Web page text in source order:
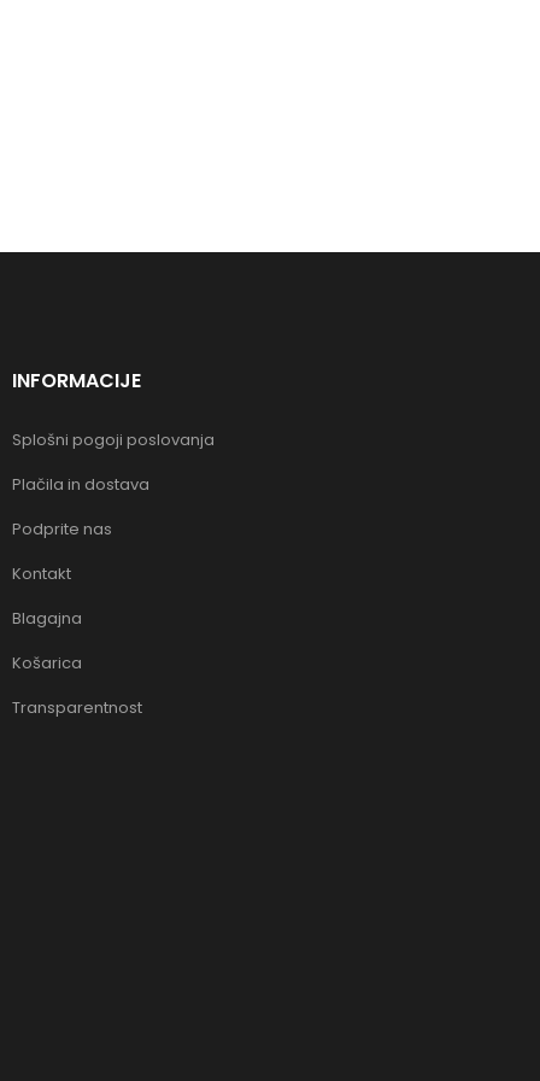
INFORMACIJE
Splošni pogoji poslovanja
Plačila in dostava
Podprite nas
Kontakt
Blagajna
Košarica
Transparentnost